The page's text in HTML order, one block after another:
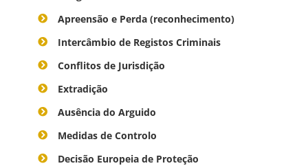
Apreensão e Perda (reconhecimento)
Intercâmbio de Registos Criminais
Conflitos de Jurisdição
Extradição
Ausência do Arguido
Medidas de Controlo
Decisão Europeia de Proteção